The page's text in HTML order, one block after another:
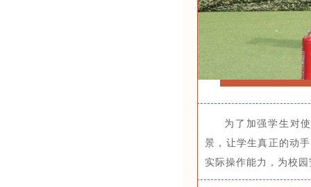
为了加强学生对
景，让学生真正的动
实际操作能力，为校